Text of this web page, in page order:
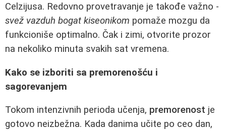
Celzijusa. Redovno provetravanje je takođe važno -
svež vazduh bogat kiseonikom pomaže mozgu da
funkcioniše optimalno. Čak i zimi, otvorite prozor
na nekoliko minuta svakih sat vremena.
Kako se izboriti sa premorenošću i
sagorevanjem
Tokom intenzivnih perioda učenja, premorenost je
gotovo neizbežna. Kada danima učite po ceo dan,